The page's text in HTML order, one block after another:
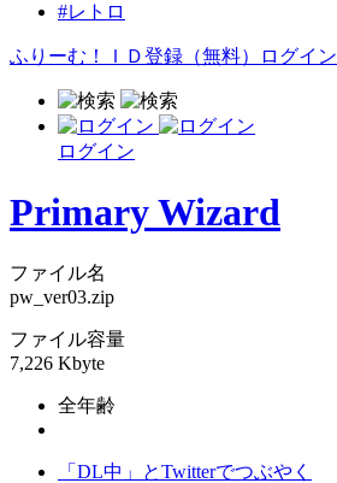
#レトロ
ふりーむ！ＩＤ登録（無料） ログイン
ログイン
Primary Wizard
ファイル名
pw_ver03.zip
ファイル容量
7,226 Kbyte
全年齢
「DL中」とTwitterでつぶやく